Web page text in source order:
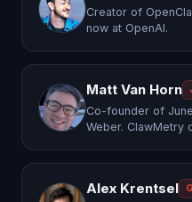
Creator of
now at OpenAI.
Matt Van Horn
Co-founder of
Weber. ClawMetry
Alex Krentsel